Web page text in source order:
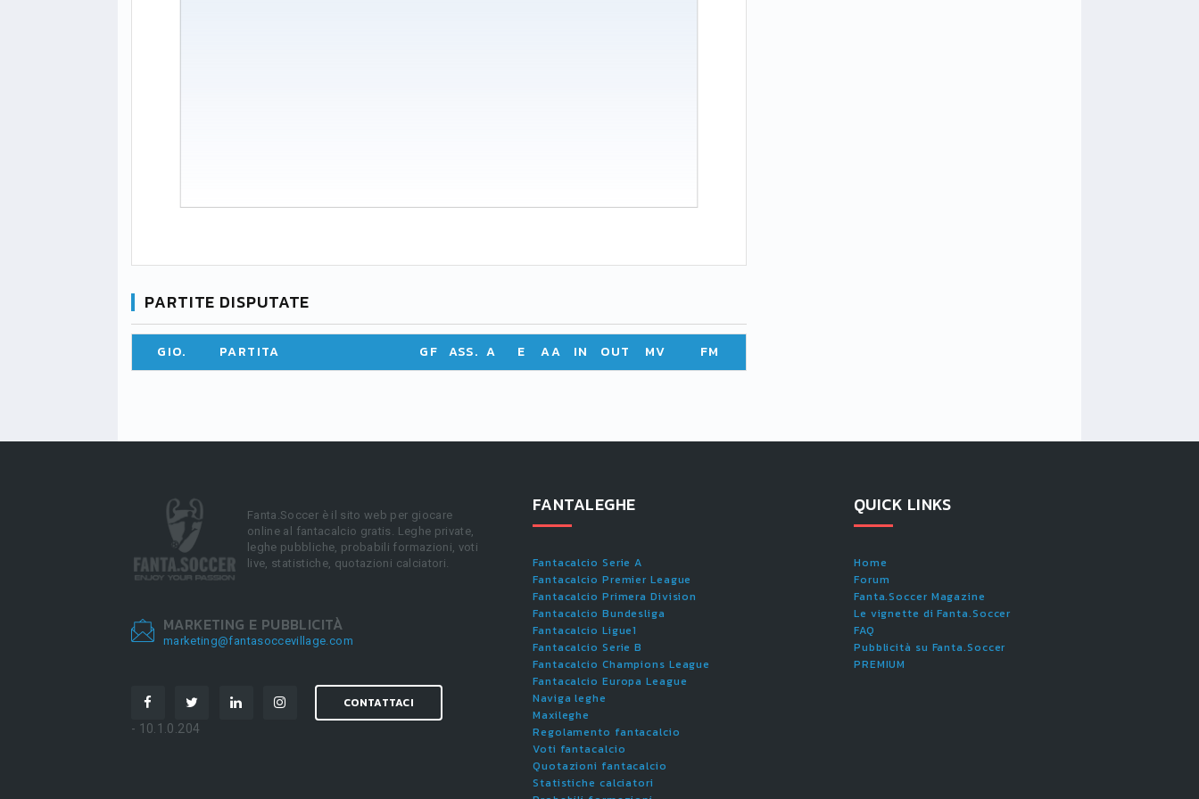
PARTITE DISPUTATE
GIO. PARTITA GF ASS. A E AA IN OUT MV FM
Fanta.Soccer è il sito web per giocare
online al fantacalcio gratis. Leghe private,
leghe pubbliche, probabili formazioni, voti
live, statistiche, quotazioni calciatori.
MARKETING E PUBBLICITÀ
marketing@fantasoccevillage.com
CONTATTACI
- 10.1.0.204
FANTALEGHE
Fantacalcio Serie A
Fantacalcio Premier League
Fantacalcio Primera Division
Fantacalcio Bundesliga
Fantacalcio Ligue1
Fantacalcio Serie B
Fantacalcio Champions League
Fantacalcio Europa League
Naviga leghe
Maxileghe
Regolamento fantacalcio
Voti fantacalcio
Quotazioni fantacalcio
Statistiche calciatori
QUICK LINKS
Home
Forum
Fanta.Soccer Magazine
Le vignette di Fanta.Soccer
FAQ
Pubblicità su Fanta.Soccer
PREMIUM